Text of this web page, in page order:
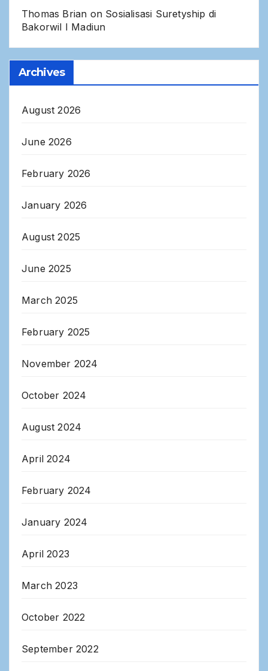
Thomas Brian on Sosialisasi Suretyship di
Bakorwil I Madiun
Archives
August 2026
June 2026
February 2026
January 2026
August 2025
June 2025
March 2025
February 2025
November 2024
October 2024
August 2024
April 2024
February 2024
January 2024
April 2023
March 2023
October 2022
September 2022